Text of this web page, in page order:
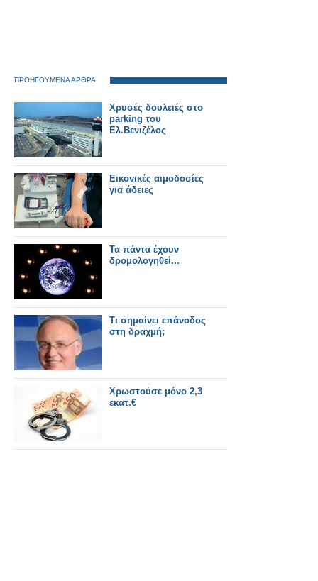
ΠΡΟΗΓΟΥΜΕΝΑ ΑΡΘΡΑ
Xρυσές δουλειές στο
parking του
Ελ.Βενιζέλος
Εικονικές αιμοδοσίες
για άδειες
Τα πάντα έχουν
δρομολογηθεί...
Τι σημαίνει επάνοδος
στη δραχμή;
Χρωστούσε μόνο 2,3
εκατ.€